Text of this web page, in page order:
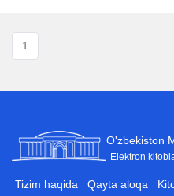
1
O'zbekiston
Elektron
Tizim haqida Qayta aloqa